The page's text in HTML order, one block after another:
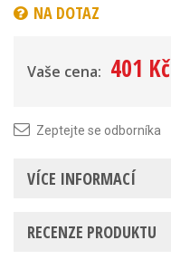
NA DOTAZ
Vaše cena: 401 Kč
Zeptejte se odborníka
VÍCE INFORMACÍ
RECENZE PRODUKTU